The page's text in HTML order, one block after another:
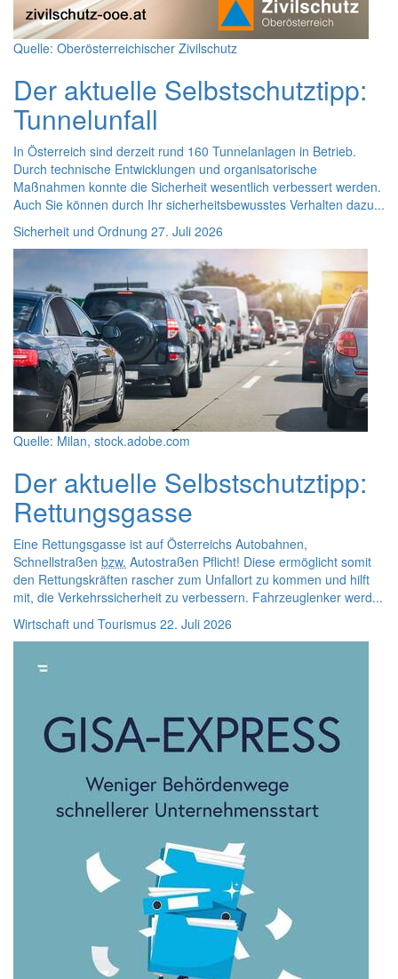
Quelle: Oberösterreichischer Zivilschutz
Der aktuelle Selbstschutztipp:
Tunnelunfall
In Österreich sind derzeit rund 160 Tunnelanlagen in Betrieb.
Durch technische Entwicklungen und organisatorische
Maßnahmen konnte die Sicherheit wesentlich verbessert werden.
Auch Sie können durch Ihr sicherheitsbewusstes Verhalten dazu...
Sicherheit und Ordnung 27. Juli 2026
Quelle: Milan, stock.adobe.com
Der aktuelle Selbstschutztipp:
Rettungsgasse
Eine Rettungsgasse ist auf Österreichs Autobahnen,
Schnellstraßen bzw. Autostraßen Pflicht! Diese ermöglicht somit
den Rettungskräften rascher zum Unfallort zu kommen und hilft
mit, die Verkehrssicherheit zu verbessern. Fahrzeuglenker werd...
Wirtschaft und Tourismus 22. Juli 2026